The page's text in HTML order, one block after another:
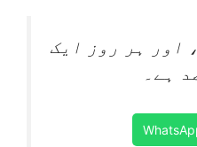
اور ہر روز ایک
ہے۔